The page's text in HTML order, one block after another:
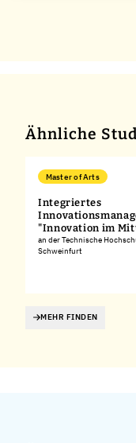
Ähnliche
Master of Arts
Integriertes
"Innovation im
an der Technische
Schweinfurt
MEHR FINDEN